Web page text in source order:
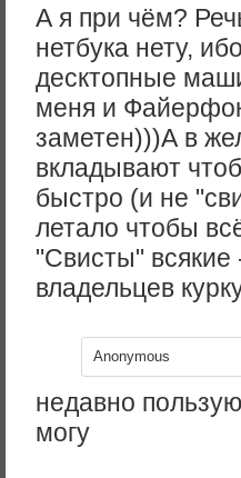
А я при чём?
нетбука нету,
десктопные
меня и
заметен)))А в
вкладывают
быстро (и не
летало чтобы
"Свисты" всякие
владельцев
Anonymous
недавно
могу